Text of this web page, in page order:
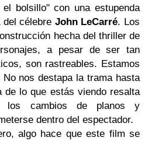
bolsillo" con una estupenda
del célebre John LeCarré. Los
hecha del thriller de
a pesar de ser tan
son rastreables. Estamos
nos destapa la trama hasta
lo que estás viendo resalta
los cambios de planos y
dentro del espectador.
algo hace que este film se